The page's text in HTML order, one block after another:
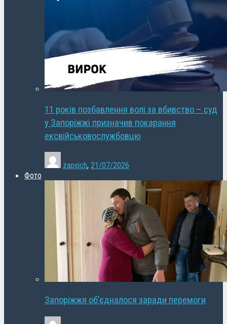
11 років позбавлення волі за вбивство – суд
у Запоріжжі призначив покарання
ексвійськовослужбовцю
zapsich, 21/07/2026
Фото
Запоріжжя об’єдналося заради перемоги